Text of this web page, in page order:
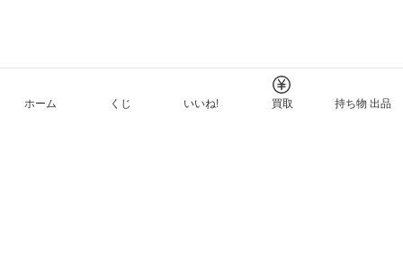
ホーム くじ いいね! 買取 持ち物 出品